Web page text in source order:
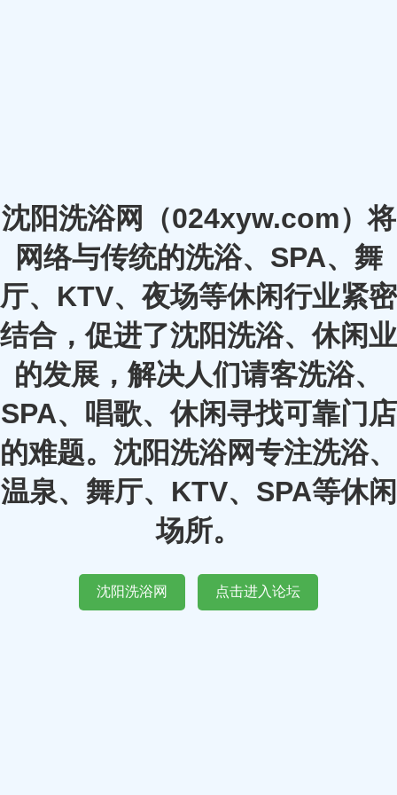
沈阳洗浴网（024xyw.com）将
网络与传统的洗浴、SPA、舞
厅、KTV、夜场等休闲行业紧密
结合，促进了沈阳洗浴、休闲业
的发展，解决人们请客洗浴、
SPA、唱歌、休闲寻找可靠门店
的难题。沈阳洗浴网专注洗浴、
温泉、舞厅、KTV、SPA等休闲
场所。
沈阳洗浴网 点击进入论坛